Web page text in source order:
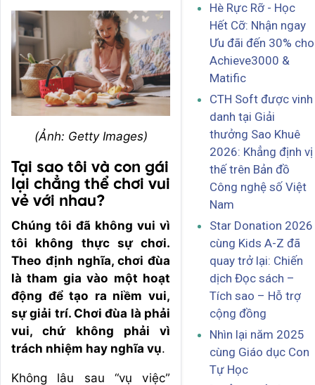
(Ảnh: Getty Images)
Tại sao tôi và con gái
lại chẳng thể chơi vui
vẻ với nhau?
Chúng tôi đã không vui vì
tôi không thực sự chơi.
Theo định nghĩa, chơi đùa
là tham gia vào một hoạt
động để tạo ra niềm vui,
sự giải trí. Chơi đùa là phải
vui, chứ không phải vì
trách nhiệm hay nghĩa vụ.
Không lâu sau “vụ việc”
Hè Rực Rỡ - Học
Hết Cỡ: Nhận ngay
Ưu đãi đến 30% cho
Achieve3000 &
Matific
CTH Soft được vinh
danh tại Giải
thưởng Sao Khuê
2026: Khẳng định vị
thế trên Bản đồ
Công nghệ số Việt
Nam
Star Donation 2026
cùng Kids A-Z đã
quay trở lại: Chiến
dịch Đọc sách –
Tích sao – Hỗ trợ
cộng đồng
Nhìn lại năm 2025
cùng Giáo dục Con
Tự Học